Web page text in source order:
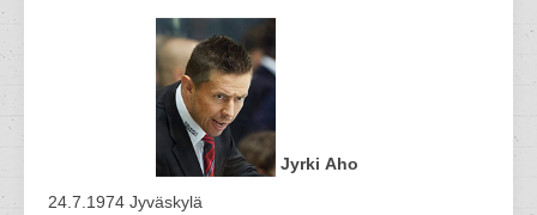
Jyrki Aho
24.7.1974 Jyväskylä